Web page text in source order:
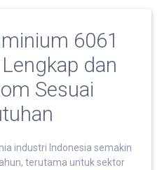
6061
dan
Sesuai
industri Indonesia semakin
terutama untuk sektor